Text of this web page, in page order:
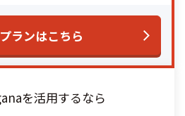
ランはこちら
を活用するなら